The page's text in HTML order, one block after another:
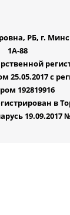
РБ, г.
1А-88
25.05.2017 с
192819916
в
19.09.2017